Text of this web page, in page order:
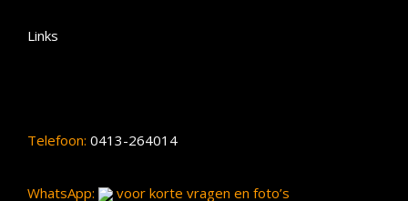
Links
Telefoon: 0413-264014
WhatsApp: voor korte vragen en foto’s